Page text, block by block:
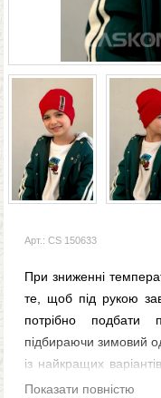
Арт.: CS 150633
При зниженні
те, щоб під рукою
потрібно
підбираючи зимовий
із найкращих
LARRY CH FLIP UNI
Показати повністю